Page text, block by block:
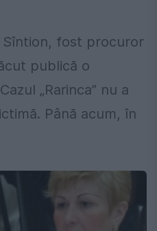
fost procuror
publică o
„Rarinca” nu a
Până acum, în